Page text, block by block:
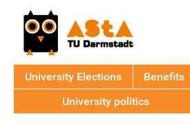
University Elections Benefits
University politics